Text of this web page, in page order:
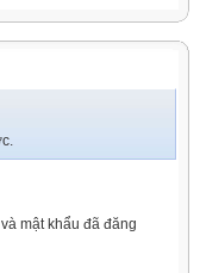
mật khẩu đã đăng